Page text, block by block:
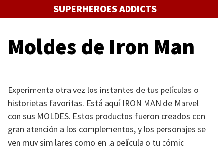
al
SUPERHEROES ADDICTS
Moldes de Iron Man
Experimenta otra vez los instantes de tus películas o
historietas favoritas. Está aquí IRON MAN de Marvel
con sus MOLDES. Estos productos fueron creados con
gran atención a los complementos, y los personajes se
ven muy similares como en la película o tu cómic